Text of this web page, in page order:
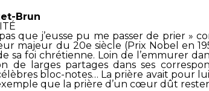
Brun
que j’eusse pu me passer de prier »
majeur du 20e siècle (Prix Nobel en
sa foi chrétienne. Loin de l’emmurer
de larges partages dans ses
bloc-notes… La prière avait pour
que la prière d’un cœur dût